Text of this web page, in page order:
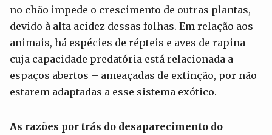
no chão impede o crescimento de outras plantas,
devido à alta acidez dessas folhas. Em relação aos
animais, há espécies de répteis e aves de rapina –
cuja capacidade predatória está relacionada a
espaços abertos – ameaçadas de extinção, por não
estarem adaptadas a esse sistema exótico.
As razões por trás do desaparecimento do